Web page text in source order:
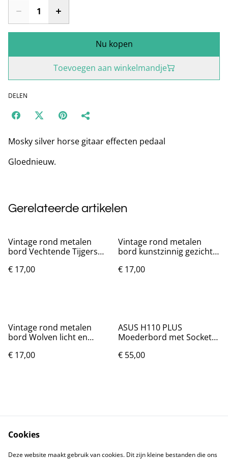
Nu kopen
Toevoegen aan winkelmandje
DELEN
Mosky silver horse gitaar effecten pedaal
Gloednieuw.
Gerelateerde artikelen
Vintage rond metalen
bord Vechtende Tijgers
€ 17,00
Vintage rond metalen
bord kunstzinnig gezicht
€ 17,00
Vintage rond metalen
bord Wolven licht en
€ 17,00
ASUS H110 PLUS
Moederbord met Socket
€ 55,00
Contact
Voorwaarden
Cookies
Deze website maakt gebruik van cookies. Dit zijn kleine bestanden die ons